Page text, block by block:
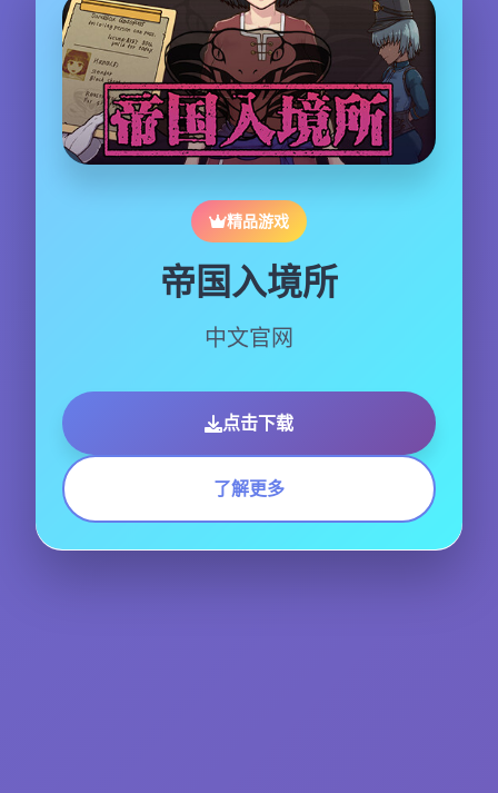
精品游戏
帝国入境所
中文官网
点击下载
了解更多